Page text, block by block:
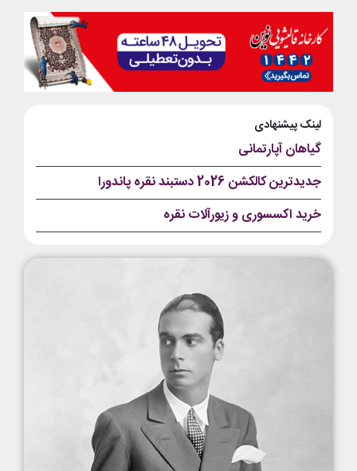
لینک پیشنهادی
گیاهان آپارتمانی
جدیدترین کالکشن 2026 دستبند نقره پاندورا
خرید اکسسوری و زیورآلات نقره